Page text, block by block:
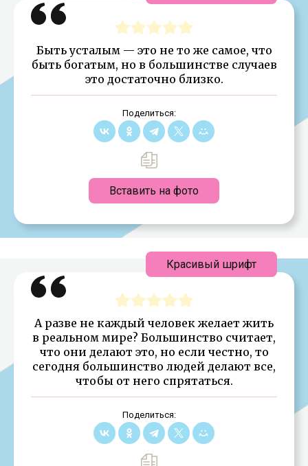
Быть усталым — это не то же самое, что
быть богатым, но в большинстве случаев
это достаточно близко.
Поделиться:
Вставить на фото
А разве не каждый человек желает жить
в реальном мире? Большинство считает,
что они делают это, но если честно, то
сегодня большинство людей делают все,
чтобы от него спрятаться.
Поделиться:
Красивый шрифт